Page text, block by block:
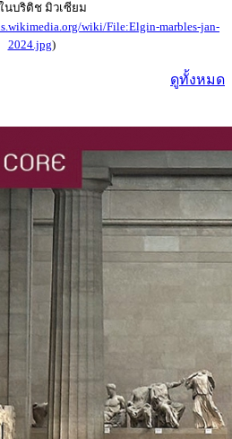
นบริติช มิวเซียม
wiki/File:Elgin-marbles-jan-
2024.jpg)
ดูทั้งหมด